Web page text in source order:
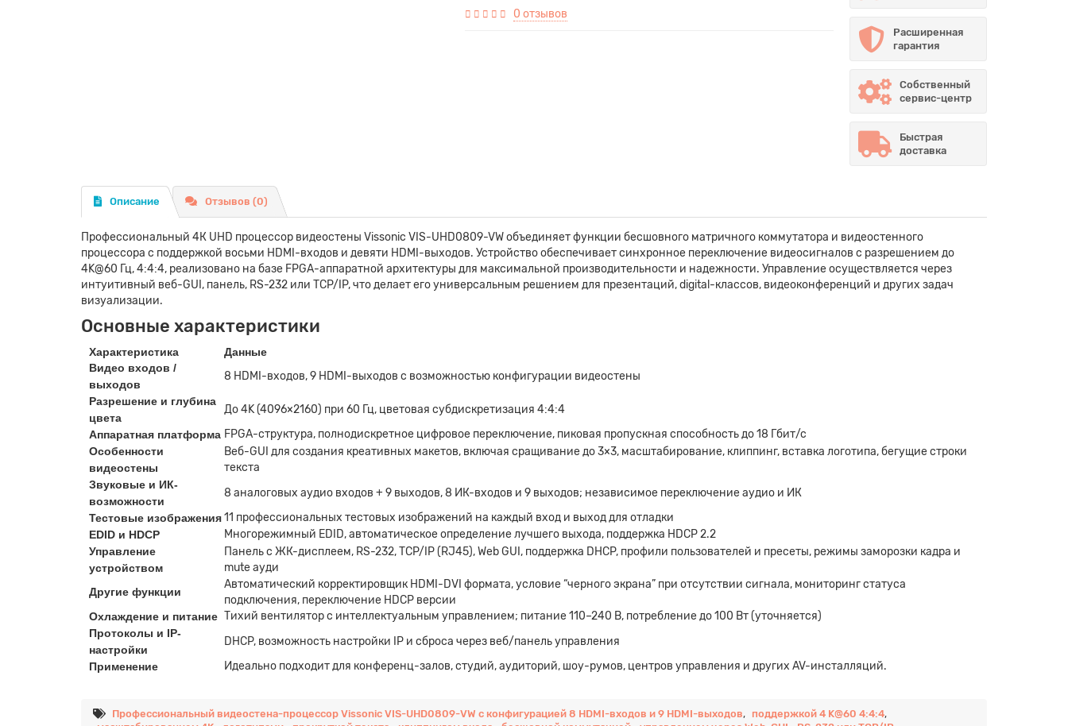
0 отзывов
Расширенная
гарантия
Собственный
сервис-центр
Быстрая
доставка
Описание Отзывов (0)
Профессиональный 4К UHD процессор видеостены Vissonic VIS-UHD0809-VW объединяет функции бесшовного матричного коммутатора и видеостенного
процессора с поддержкой восьми HDMI-входов и девяти HDMI-выходов. Устройство обеспечивает синхронное переключение видеосигналов с разрешением до
4K@60 Гц, 4:4:4, реализовано на базе FPGA-аппаратной архитектуры для максимальной производительности и надежности. Управление осуществляется через
интуитивный веб-GUI, панель, RS-232 или TCP/IP, что делает его универсальным решением для презентаций, digital-классов, видеоконференций и других задач
визуализации.
Основные характеристики
Характеристика
Данные
Видео входов /
выходов
8 HDMI-входов, 9 HDMI-выходов с возможностью конфигурации видеостены
Разрешение и глубина
цвета
До 4K (4096×2160) при 60 Гц, цветовая субдискретизация 4:4:4
Аппаратная платформа FPGA-структура, полнодискретное цифровое переключение, пиковая пропускная способность до 18 Гбит/с
Особенности
видеостены
Веб-GUI для создания креативных макетов, включая сращивание до 3×3, масштабирование, клиппинг, вставка логотипа, бегущие строки
текста
Звуковые и ИК-
возможности
8 аналоговых аудио входов + 9 выходов, 8 ИК-входов и 9 выходов; независимое переключение аудио и ИК
Тестовые изображения11 профессиональных тестовых изображений на каждый вход и выход для отладки
EDID и HDCP Многорежимный EDID, автоматическое определение лучшего выхода, поддержка HDCP 2.2
Управление
устройством
Панель с ЖК-дисплеем, RS-232, TCP/IP (RJ45), Web GUI, поддержка DHCP, профили пользователей и пресеты, режимы заморозки кадра и
mute ауди
Другие функции
Автоматический корректировщик HDMI-DVI формата, условие “черного экрана” при отсутствии сигнала, мониторинг статуса
подключения, переключение HDCP версии
Охлаждение и питание Тихий вентилятор с интеллектуальным управлением; питание 110–240 В, потребление до 100 Вт (уточняется)
Протоколы и IP-
настройки
DHCP, возможность настройки IP и сброса через веб/панель управления
Применение Идеально подходит для конференц-залов, студий, аудиторий, шоу-румов, центров управления и других AV-инсталляций.
Профессиональный видеостена-процессор Vissonic VIS-UHD0809-VW с конфигурацией 8 HDMI-входов и 9 HDMI-выходов, поддержкой 4 K@60 4:4:4,